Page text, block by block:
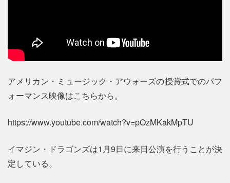
アメリカン・ミュージック・アウォーズの授賞式でのパフ
ォーマンス映像はこちらから。
https://www.youtube.com/watch?v=pOzMKakMpTU
イマジン・ドラゴンズは1月9日に来日公演を行うことが決
定している。